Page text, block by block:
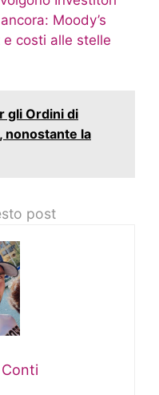
Moody’s
costi alle stelle
gli Ordini di
nonostante la
post